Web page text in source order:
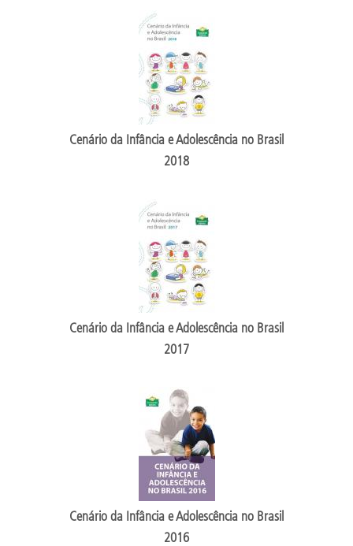
Cenário da Infância e Adolescência no Brasil
2018
Cenário da Infância e Adolescência no Brasil
2017
Cenário da Infância e Adolescência no Brasil
2016